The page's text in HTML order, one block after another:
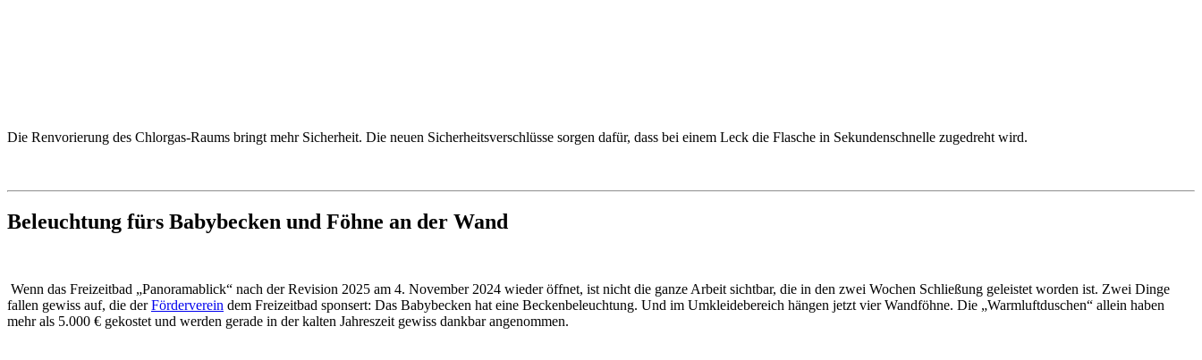
Die Renvorierung des Chlorgas-Raums bringt mehr Sicherheit. Die neuen Sicherheitsverschlüsse sorgen dafür, dass bei einem Leck die Flasche in Sekundenschnelle zugedreht wird.
Beleuchtung fürs Babybecken und Föhne an der Wand
Wenn das Freizeitbad „Panoramablick“ nach der Revision 2025 am 4. November 2024 wieder öffnet, ist nicht die ganze Arbeit sichtbar, die in den zwei Wochen Schließung geleistet worden ist. Zwei Dinge
fallen gewiss auf, die derFörderverein dem Freizeitbad sponsert: Das Babybecken hat eine Beckenbeleuchtung. Und im Umkleidebereich hängen jetzt vier Wandföhne. Die „Warmluftduschen“ allein haben
mehr als 5.000 € gekostet und werden gerade in der kalten Jahreszeit gewiss dankbar angenommen.